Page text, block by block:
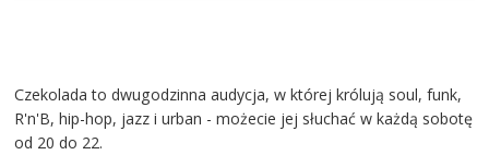
Czekolada to dwugodzinna audycja, w której królują soul, funk,
R'n'B, hip-hop, jazz i urban - możecie jej słuchać w każdą sobotę
od 20 do 22.